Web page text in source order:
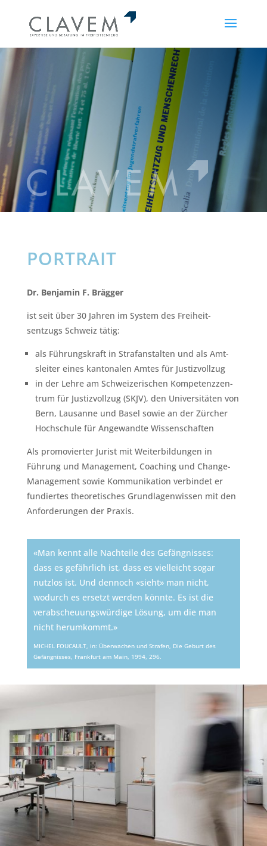
PORTRAIT
Dr. Ben­jamin F. Bräg­ger
ist seit über 30 Jahren im Sys­tem des Frei­heit­
sentzugs Schweiz tätig:
als Führungskraft in Strafanstal­ten und als Amt­
sleit­er eines kan­tonalen Amtes für Jus­tizvol­lzug
in der Lehre am Schweiz­erischen Kom­pe­tenzzen­
trum für Jus­tizvol­lzug (SKJV), den Uni­ver­sitäten von
Bern, Lau­sanne und Basel sowie an der Zürcher
Hochschule für Ange­wandte Wis­senschaften
Als pro­moviert­er Jurist mit Weit­er­bil­dun­gen in
Führung und Man­age­ment, Coach­ing und Change-
Man­age­ment sowie Kom­mu­nika­tion verbindet er
fundiertes the­o­retis­ches Grund­la­gen­wis­sen mit den
Anforderun­gen der Prax­is.
«Man kennt alle Nachteile des Gefängnisses:
dass es gefährlich ist, dass es vielleicht sogar
nutzlos ist. Und dennoch «sieht» man nicht,
wodurch es ersetzt werden könnte. Es ist die
verabscheuungswürdige Lösung, um die man
nicht herumkommt.»
MICHEL FOUCAULT, in: Überwachen und Strafen, Die Geburt des
Gefäng­niss­es, Frank­furt am Main, 1994, 296.